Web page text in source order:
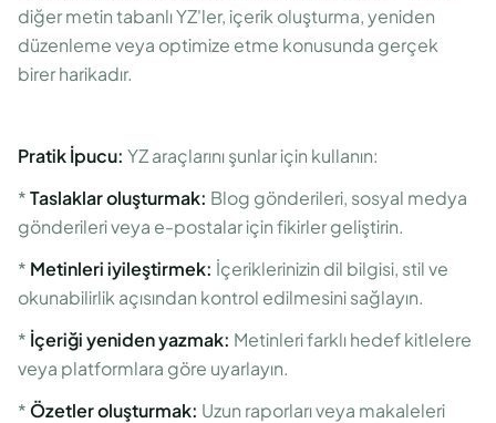
diğer metin tabanlı YZ'ler, içerik oluşturma, yeniden
düzenleme veya optimize etme konusunda gerçek
birer harikadır.
Pratik İpucu: YZ araçlarını şunlar için kullanın:
*Taslaklar oluşturmak: Blog gönderileri, sosyal medya
gönderileri veya e-postalar için fikirler geliştirin.
* Metinleri iyileştirmek: İçeriklerinizin dil bilgisi, stil ve
okunabilirlik açısından kontrol edilmesini sağlayın.
* İçeriği yeniden yazmak: Metinleri farklı hedef kitlelere
veya platformlara göre uyarlayın.
* Özetler oluşturmak: Uzun raporları veya makaleleri